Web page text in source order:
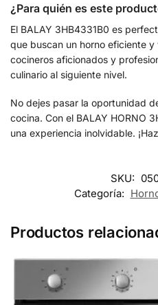
¿Para quién es este
El BALAY 3HB4331B0 es
que buscan un horno eficiente
cocineros aficionados y
culinario al siguiente nivel.
No dejes pasar la oportunidad
cocina. Con el BALAY HORNO
una experiencia inolvidable.
SKU:
Categoría:
Productos